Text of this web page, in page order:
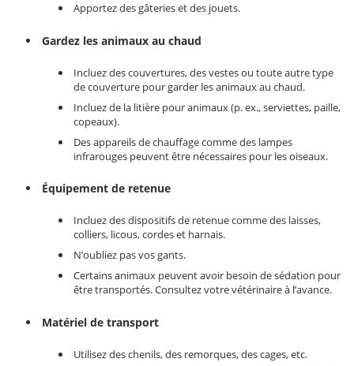
Apportez des gâteries et des jouets.
Gardez les animaux au chaud
Incluez des couvertures, des vestes ou toute autre type
de couverture pour garder les animaux au chaud.
Incluez de la litière pour animaux (p. ex., serviettes, paille,
copeaux).
Des appareils de chauffage comme des lampes
infrarouges peuvent être nécessaires pour les oiseaux.
Équipement de retenue
Incluez des dispositifs de retenue comme des laisses,
colliers, licous, cordes et harnais.
N’oubliez pas vos gants.
Certains animaux peuvent avoir besoin de sédation pour
être transportés. Consultez votre vétérinaire à l’avance.
Matériel de transport
Utilisez des chenils, des remorques, des cages, etc.